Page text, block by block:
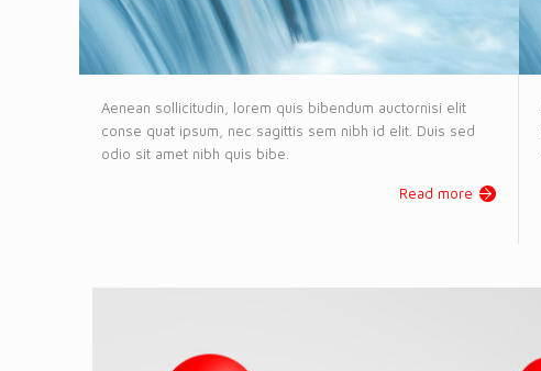
Aenean sollicitudin, lorem quis bibendum auctornisi elit
conse quat ipsum, nec sagittis sem nibh id elit. Duis sed
odio sit amet nibh quis bibe.
Read more